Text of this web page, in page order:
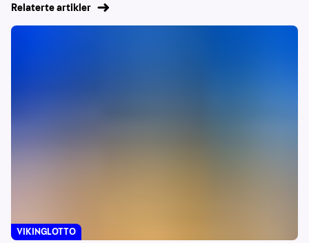
Relaterte artikler
VIKINGLOTTO